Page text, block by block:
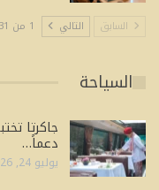
السابق التالي 1 من 1٬631
السياحة
جاكرتا
دعماً…
يوليو 24, 2026